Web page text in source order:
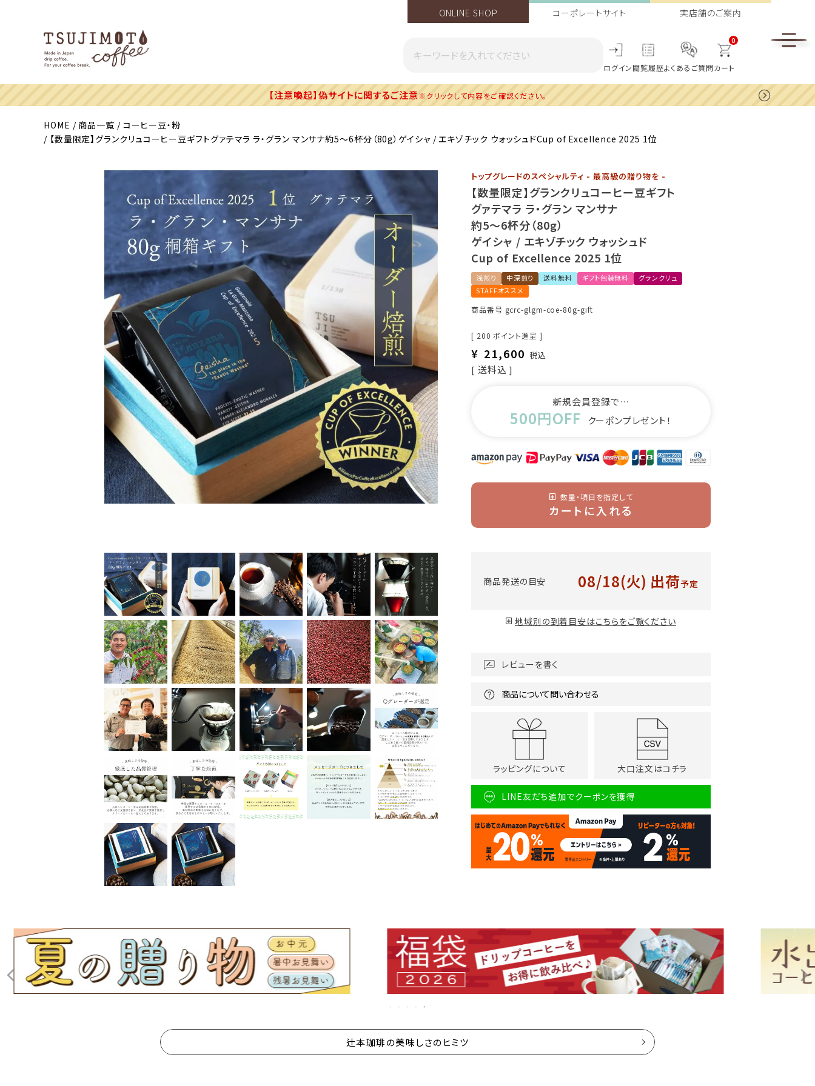
ONLINE SHOP コーポレートサイト 実店舗のご案内
ログイン閲覧履歴よくあるご質問
0
カート
【注意喚起】偽サイトに関するご注意※クリックして内容をご確認ください。
HOME 商品一覧
コーヒー豆・粉
【数量限定】グランクリュコーヒー豆ギフトグァテマラ ラ・グラン マンサナ約5～6杯分（80g）ゲイシャ / エキゾチック ウォッシュドCup of Excellence 2025 1位
トップグレードのスペシャルティ - 最高級の贈り物を -
【数量限定】グランクリュコーヒー豆ギフト
グァテマラ ラ・グラン マンサナ
約5～6杯分（80g）
ゲイシャ / エキゾチック ウォッシュド
Cup of Excellence 2025 1位
浅煎り 中深煎り 送料無料 ギフト包装無料
グランクリュ
STAFFオススメ
商品番号 gcrc-glgm-coe-80g-gift
[ 200 ポイント進呈 ]
¥ 21,600 税込
送料込
新規会員登録で…
500円OFF クーポンプレゼント！
数量・項目を指定して
カートに入れる
商品発送の目安 08/18(火) 出荷予定
地域別の到着目安はこちらをご覧ください
レビューを書く
商品について問い合わせる
ラッピングについて 大口注文はコチラ
LINE友だち追加でクーポンを獲得
辻本珈琲の美味しさのヒミツ